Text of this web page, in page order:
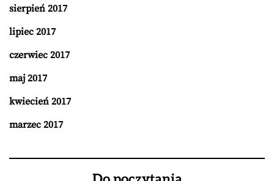
sierpień 2017
lipiec 2017
czerwiec 2017
maj 2017
kwiecień 2017
marzec 2017